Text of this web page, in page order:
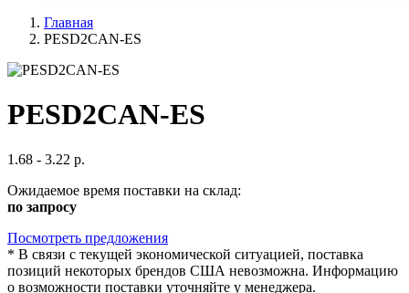
Главная
PESD2CAN-ES
PESD2CAN-ES
1.68 - 3.22 р.
Ожидаемое время поставки на склад:
по запросу
Посмотреть предложения
* В связи с текущей экономической ситуацией, поставка
позиций некоторых брендов США невозможна. Информацию
о возможности поставки уточняйте у менеджера.